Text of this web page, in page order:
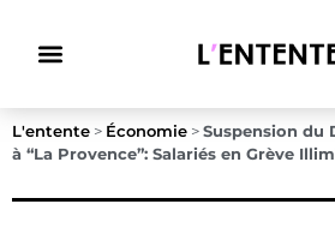
L'entente > Économie > Suspension du
à “La Provence”: Salariés en Grève